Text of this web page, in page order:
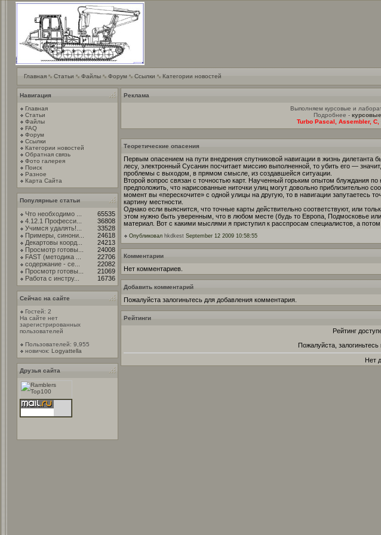
Главная Статьи Файлы Форум Ссылки Категории новостей
Навигация
Главная
Статьи
Файлы
FAQ
Форум
Ссылки
Категории новостей
Обратная связь
Фото галерея
Поиск
Разное
Карта Сайта
Популярные статьи
Что необходимо ...
65535
4.12.1 Професси...
36808
Учимся удалять!...
33528
Примеры, синони...
24618
Декартовы коорд...
24213
Просмотр готовы...
24008
FAST (методика ...
22706
содержание - се...
22082
Просмотр готовы...
21069
Работа с инстру...
16736
Сейчас на сайте
Гостей: 2
На сайте нет
зарегистрированных
пользователей
Пользователей: 9,955
новичок: Logyattella
Друзья сайта
Реклама
Выполняем курсовые и
Подробнее -
Turbo Pascal, Assembler,
Теоретические опасения
Первым опасением на пути внедрения спутниковой навигации в жизнь дилетанта
лесу, электронный Сусанин посчитает миссию выполненной, то убить его —
проблемы с выходом, в прямом смысле, из создавшейся ситуации.
Второй вопрос связан с точностью карт. Наученный горьким опытом блуждания
предположить, что нарисованные ниточки улиц могут довольно приблизительно
момент вы «перескочите» с одной улицы на другую, то в навигации запутаетесь
картину местности.
Однако если выяснится, что точные карты действительно соответствуют, или
этом нужно быть уверенным, что в любом месте (будь то Европа, Подмосковье
материал. Вот с какими мыслями я приступил к расспросам специалистов, а
Опубликовал hkdkest September 12 2009 10:58:55
Комментарии
Нет комментариев.
Добавить комментарий
Пожалуйста залогиньтесь для добавления комментария.
Рейтинги
Рейтинг
Пожалуйста, залогиньтесь
Нет